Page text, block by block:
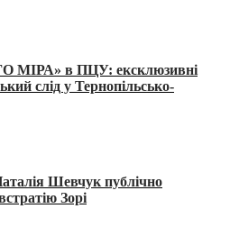
в ПЦУ: ексклюзивні
слід у Тернопільсько-
Шевчук публічно
Зорі